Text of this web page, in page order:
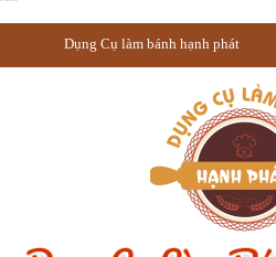
Dụng Cụ làm bánh hạnh phát